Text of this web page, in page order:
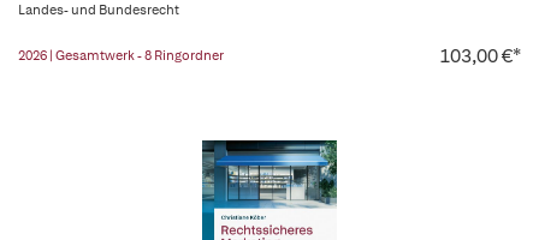
Landes- und Bundesrecht
2026 | Gesamtwerk - 8 Ringordner 103,00 €*